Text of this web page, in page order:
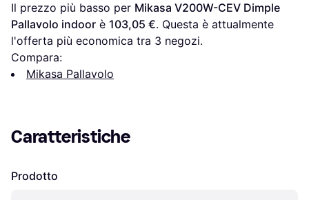
Il prezzo più basso per Mikasa V200W-CEV Dimple
Pallavolo indoor è 103,05 €. Questa è attualmente
l'offerta più economica tra 3 negozi.
Compara:
Mikasa Pallavolo
Caratteristiche
Prodotto